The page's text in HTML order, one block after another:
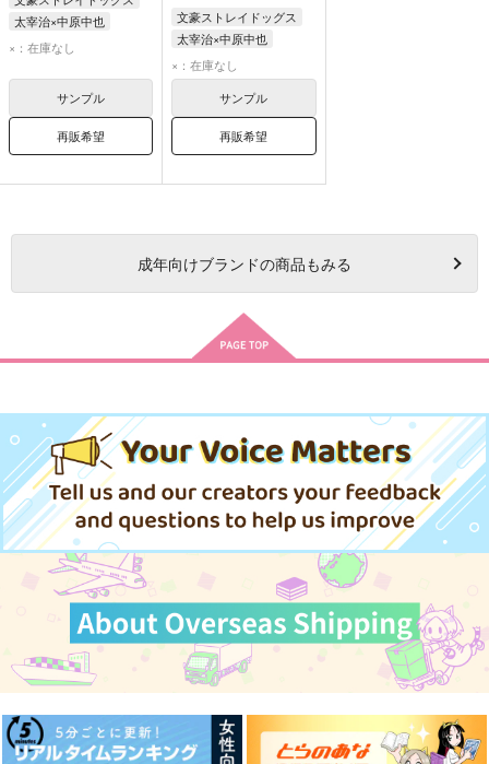
太宰治×中原中也
太宰治
中原中也
×：在庫なし
サンプル
再販希望
文豪ストレイドッグス
太宰治×中原中也
太宰治
中原中也
×：在庫なし
サンプル
再販希望
成年向けブランドの商品もみる